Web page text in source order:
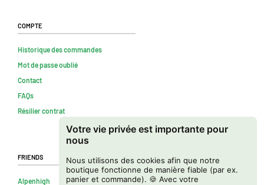
Votre vie privée est importante pour
nous
Nous utilisons des cookies afin que notre
boutique fonctionne de manière fiable (par ex.
panier et commande). 🍪 Avec votre
Compte
Historique des commandes
Mot de passe oublié
Contact
FAQs
Résilier contrat
Friends
Alpenhigh